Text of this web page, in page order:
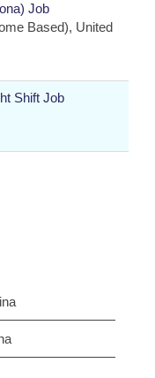
Job
Based), United
Shift Job